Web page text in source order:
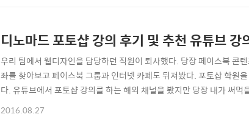
디노마드 포토샵 강의 후기 및 추천 유튜브 강
우리 팀에서 웹디자인을 담당하던 직원이 퇴사했다. 당장 페이스북 콘
좌를 찾아보고 페이스북 그룹과 인터넷 카페도 뒤져봤다. 포토샵 학원
다. 유튜브에서 포토샵 강의를 하는 해외 채널을 봤지만 당장 내가 써
런지 재미를 느끼지 못했다. 게다가 내겐 온라인 강의가 잘 맞지 않는
2016.08.27